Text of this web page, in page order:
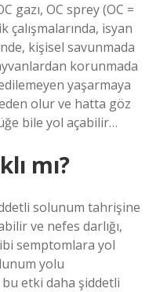
gazı, OC sprey (OC =
çalışmalarında, isyan
kişisel savunmada
korunmada
yaşarmaya
olur ve hatta göz
bile yol açabilir…
mı?
solunum tahrişine
ve nefes darlığı,
semptomlara yol
yolu
bu etki daha şiddetli